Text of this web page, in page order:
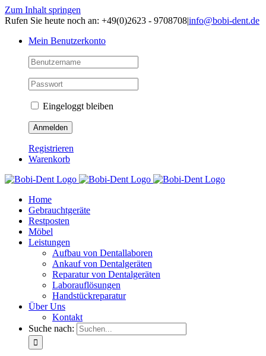
Zum Inhalt springen
Rufen Sie heute noch an: +49(0)2623 - 9708708|info@bobi-dent.de
Mein Benutzerkonto
Eingeloggt bleiben
Registrieren
Warenkorb
Home
Gebrauchtgeräte
Restposten
Möbel
Leistungen
Aufbau von Dentallaboren
Ankauf von Dentalgeräten
Reparatur von Dentalgeräten
Laborauflösungen
Handstückreparatur
Über Uns
Kontakt
Suche nach: